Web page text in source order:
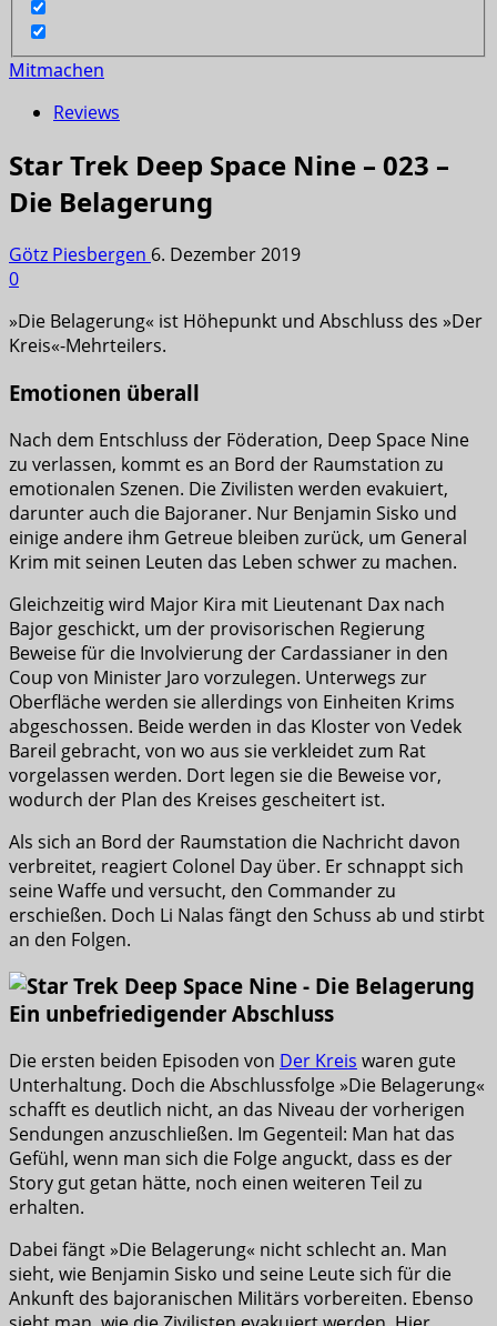
Mitmachen
Reviews
Star Trek Deep Space Nine – 023 –
Die Belagerung
Götz Piesbergen 6. Dezember 2019
0
»Die Belagerung« ist Höhepunkt und Abschluss des »Der
Kreis«-Mehrteilers.
Emotionen überall
Nach dem Entschluss der Föderation, Deep Space Nine
zu verlassen, kommt es an Bord der Raumstation zu
emotionalen Szenen. Die Zivilisten werden evakuiert,
darunter auch die Bajoraner. Nur Benjamin Sisko und
einige andere ihm Getreue bleiben zurück, um General
Krim mit seinen Leuten das Leben schwer zu machen.
Gleichzeitig wird Major Kira mit Lieutenant Dax nach
Bajor geschickt, um der provisorischen Regierung
Beweise für die Involvierung der Cardassianer in den
Coup von Minister Jaro vorzulegen. Unterwegs zur
Oberfläche werden sie allerdings von Einheiten Krims
abgeschossen. Beide werden in das Kloster von Vedek
Bareil gebracht, von wo aus sie verkleidet zum Rat
vorgelassen werden. Dort legen sie die Beweise vor,
wodurch der Plan des Kreises gescheitert ist.
Als sich an Bord der Raumstation die Nachricht davon
verbreitet, reagiert Colonel Day über. Er schnappt sich
seine Waffe und versucht, den Commander zu
erschießen. Doch Li Nalas fängt den Schuss ab und stirbt
an den Folgen.
Ein unbefriedigender Abschluss
Die ersten beiden Episoden von Der Kreis waren gute
Unterhaltung. Doch die Abschlussfolge »Die Belagerung«
schafft es deutlich nicht, an das Niveau der vorherigen
Sendungen anzuschließen. Im Gegenteil: Man hat das
Gefühl, wenn man sich die Folge anguckt, dass es der
Story gut getan hätte, noch einen weiteren Teil zu
erhalten.
Dabei fängt »Die Belagerung« nicht schlecht an. Man
sieht, wie Benjamin Sisko und seine Leute sich für die
Ankunft des bajoranischen Militärs vorbereiten. Ebenso